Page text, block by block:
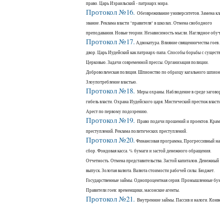
право. Царь Израильский - патриарх мира.
Протокол №16. Обезвреживание университетов. Замена
звание. Реклама власти "правителя" в школах. Отмена свободного
преподавания. Новые теории. Независимость мысли. Наглядное
Протокол №17. Адвокатура. Влияние священничества
двор. Царь Иудейский как патриарх-папа. Способы борьбы с
Церковью. Задачи современной прессы. Организация полиции.
Добровольческая полиция. Шпионство по образцу кагального
Злоупотребление властью.
Протокол №18. Меры охраны. Наблюдение в среде
гибель власти. Охрана Иудейского царя. Мистический престиж
Арест по первому подозрению.
Протокол №19. Право подачи прошений и проектов.
преступлений. Реклама политических преступлений.
Протокол №20. Финансовая программа, Прогрессивный
сбор. Фондовая касса. % бумаги и застой денежного обращения.
Отчетность. Отмена представительства. Застой капиталов. Денежный
выпуск. Золотая валюта. Валюта стоимости рабочей силы. Бюджет.
Государственные займы. Однопроцентная серия. Промышленные
Правители гоев: временщики, масонские агенты.
Протокол №21. Внутренние займы. Пассив и налоги.